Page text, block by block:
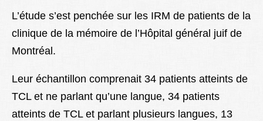
L’étude s’est penchée sur les IRM de patients de la
clinique de la mémoire de l’Hôpital général juif de
Montréal.
Leur échantillon comprenait 34 patients atteints de
TCL et ne parlant qu’une langue, 34 patients
atteints de TCL et parlant plusieurs langues, 13